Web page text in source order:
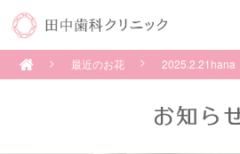
最近のお花 2025.2.21hana